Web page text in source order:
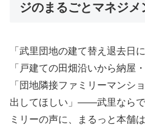
ジのまるごとマネジメ
「武里団地の建て替え退去日
「戸建ての田畑沿いから納屋
「団地隣接ファミリーマンシ
出してほしい」――武里なら
ミリーの声に、まるっと本舗